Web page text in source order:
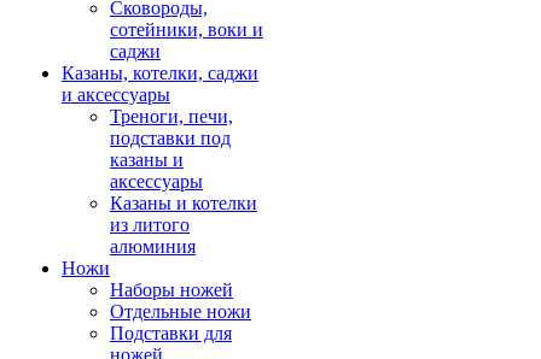
Сковороды,
сотейники, воки и
саджи
Казаны, котелки, саджи
и аксессуары
Треноги, печи,
подставки под
казаны и
аксессуары
Казаны и котелки
из литого
алюминия
Ножи
Наборы ножей
Отдельные ножи
Подставки для
ножей